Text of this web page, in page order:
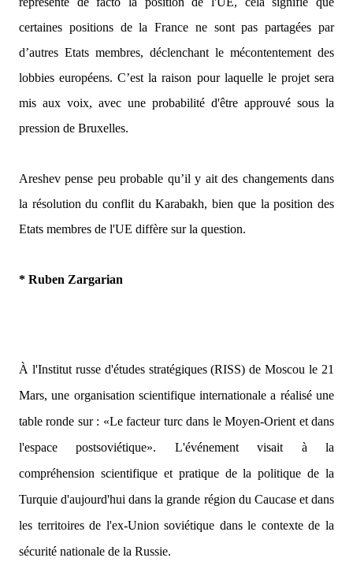
certaines positions de la France ne sont pas partagées par
d’autres Etats membres, déclenchant le mécontentement des
lobbies européens. C’est la raison pour laquelle le projet sera
mis aux voix, avec une probabilité d'être approuvé sous la
pression de Bruxelles.
Areshev pense peu probable qu’il y ait des changements dans
la résolution du conflit du Karabakh, bien que la position des
Etats membres de l'UE diffère sur la question.
* Ruben Zargarian
À l'Institut russe d'études stratégiques (RISS) de Moscou le 21
Mars, une organisation scientifique internationale a réalisé une
table ronde sur : «Le facteur turc dans le Moyen-Orient et dans
l'espace postsoviétique». L'événement visait à la
compréhension scientifique et pratique de la politique de la
Turquie d'aujourd'hui dans la grande région du Caucase et dans
les territoires de l'ex-Union soviétique dans le contexte de la
sécurité nationale de la Russie.